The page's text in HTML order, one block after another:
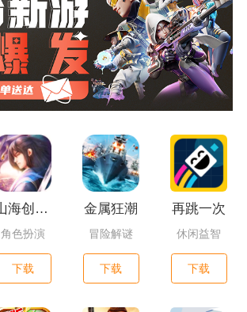
山海创世录一剑天逆
角色扮演
下载
金属狂潮
冒险解谜
下载
再跳一次
休闲益智
下载